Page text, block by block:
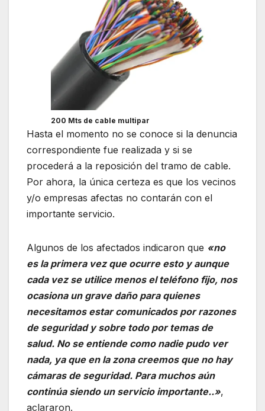
200 Mts de cable multipar
Hasta el momento no se conoce si la denuncia
correspondiente fue realizada y si se
procederá a la reposición del tramo de cable.
Por ahora, la única certeza es que los vecinos
y/o empresas afectas no contarán con el
importante servicio.
Algunos de los afectados indicaron que «no
es la primera vez que ocurre esto y aunque
cada vez se utilice menos el teléfono fijo, nos
ocasiona un grave daño para quienes
necesitamos estar comunicados por razones
de seguridad y sobre todo por temas de
salud. No se entiende como nadie pudo ver
nada, ya que en la zona creemos que no hay
cámaras de seguridad. Para muchos aún
continúa siendo un servicio importante..»,
aclararon.